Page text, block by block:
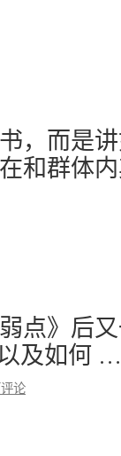
，而是
和群体
点》后
以及如何
论